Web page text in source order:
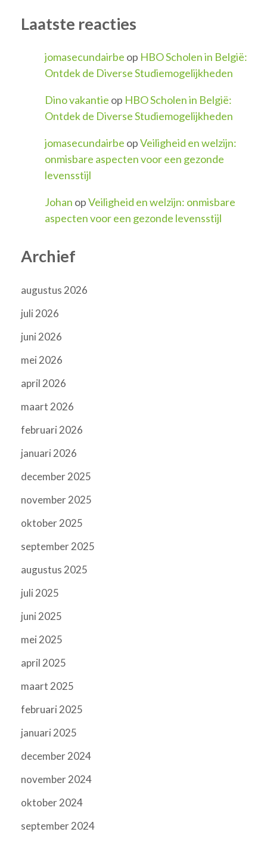
Laatste reacties
jomasecundairbe op HBO Scholen in België:
Ontdek de Diverse Studiemogelijkheden
Dino vakantie op HBO Scholen in België:
Ontdek de Diverse Studiemogelijkheden
jomasecundairbe opVeiligheid en welzijn:
onmisbare aspecten voor een gezonde
levensstijl
Johan opVeiligheid en welzijn: onmisbare
aspecten voor een gezonde levensstijl
Archief
augustus 2026
juli 2026
juni 2026
mei 2026
april 2026
maart 2026
februari 2026
januari 2026
december 2025
november 2025
oktober 2025
september 2025
augustus 2025
juli 2025
juni 2025
mei 2025
april 2025
maart 2025
februari 2025
januari 2025
december 2024
november 2024
oktober 2024
september 2024